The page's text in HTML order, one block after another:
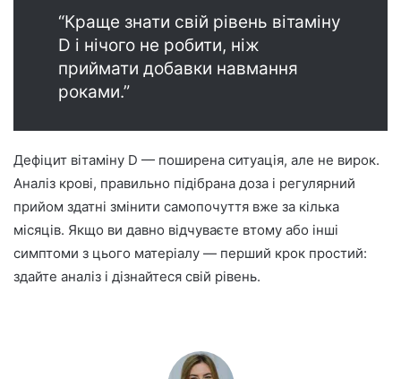
“Краще знати свій рівень вітаміну
D і нічого не робити, ніж
приймати добавки навмання
роками.”
Дефіцит вітаміну D — поширена ситуація, але не вирок.
Аналіз крові, правильно підібрана доза і регулярний
прийом здатні змінити самопочуття вже за кілька
місяців. Якщо ви давно відчуваєте втому або інші
симптоми з цього матеріалу — перший крок простий:
здайте аналіз і дізнайтеся свій рівень.